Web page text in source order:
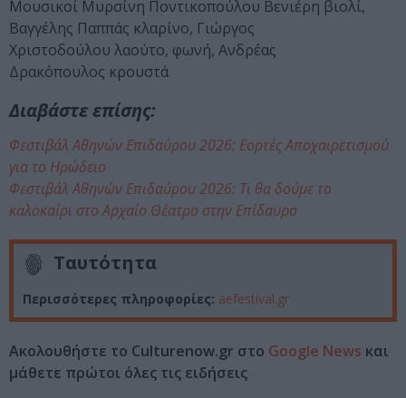
Μουσικοί Μυρσίνη Ποντικοπούλου Βενιέρη βιολί,
Βαγγέλης Παππάς κλαρίνο, Γιώργος
Χριστοδούλου λαούτο, φωνή, Ανδρέας
Δρακόπουλος κρουστά
Διαβάστε επίσης:
Φεστιβάλ Αθηνών Επιδαύρου 2026: Εορτές Αποχαιρετισμού
για το Ηρώδειο
Φεστιβάλ Αθηνών Επιδαύρου 2026: Τι θα δούμε το
καλοκαίρι στο Αρχαίο Θέατρο στην Επίδαυρο
Ταυτότητα
Περισσότερες πληροφορίες: aefestival.gr
Ακολουθήστε το Culturenow.gr στο Google News και
μάθετε πρώτοι όλες τις ειδήσεις